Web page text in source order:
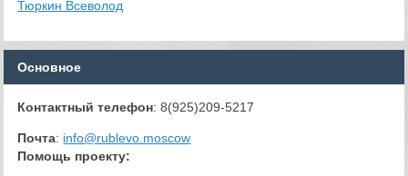
Тюркин Всеволод
Основное
Контактный телефон: 8(925)209-5217
Почта: info@rublevo.moscow
Помощь проекту: